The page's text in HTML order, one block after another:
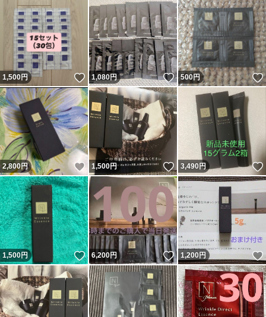
1,500円 いいね！
1,080円 いいね！
500円
2,800円 いいね！
1,500円 いいね！
3,490円
1,500円 いいね！
6,200円 いいね！
1,200円